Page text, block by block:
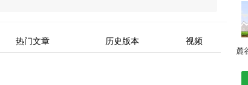
热门文章 历史版本 视频